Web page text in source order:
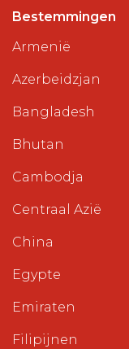
Bestemmingen
Armenië
Azerbeidzjan
Bangladesh
Bhutan
Cambodja
Centraal Azië
China
Egypte
Emiraten
Filipijnen